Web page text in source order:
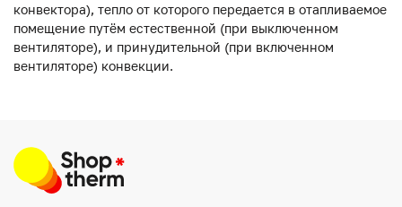
конвектора), тепло от которого передается в отапливаемое
помещение путём естественной (при выключенном
вентиляторе), и принудительной (при включенном
вентиляторе) конвекции.